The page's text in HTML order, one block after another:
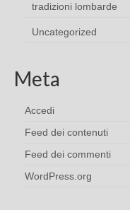
tradizioni lombarde
Uncategorized
Meta
Accedi
Feed dei contenuti
Feed dei commenti
WordPress.org